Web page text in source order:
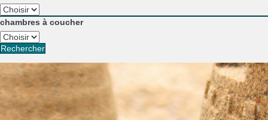
chambres à coucher
Rechercher